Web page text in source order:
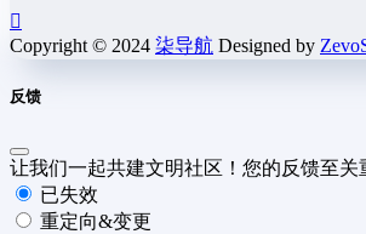
Copyright © 2024 柒导航 Designed by
反馈
让我们一起共建文明社区！您的反馈至关
已失效
重定向&变更